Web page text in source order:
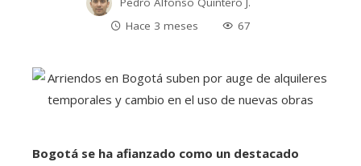
Hace 3 meses
67
Bogotá se ha afianzado como un destacado